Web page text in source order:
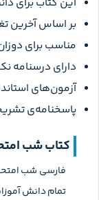
بر اساس آخرین
مناسب برای
دارای درسنامه‌
آزمون‌های
پاسخنامه‌ی‌
کتاب شب
تمام دانش